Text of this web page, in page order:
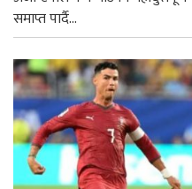
समाप्त पार्दै...